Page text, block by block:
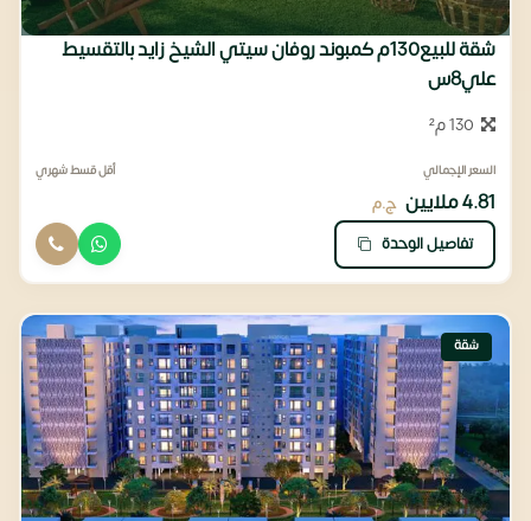
شقة للبيع130م كمبوند روفان سيتي الشيخ زايد بالتقسيط
علي8س
السعر الإجمالي
4.81 ملايين ج.م
أقل قسط شهري
تفاصيل الوحدة
شقة